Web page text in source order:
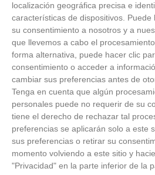
localización geográfica precisa e
características de dispositivos.
su consentimiento a nosotros y a
que llevemos a cabo el
forma alternativa, puede hacer clic
consentimiento o acceder a
cambiar sus preferencias antes de
Tenga en cuenta que algún
personales puede no requerir de su
tiene el derecho de rechazar tal
preferencias se aplicarán solo a este
sus preferencias o retirar su
momento volviendo a este sitio y
"Privacidad" en la parte inferior de la
Corepunk MMORPG
Un verdadero MMORPG de la
de antes, pero mejor!